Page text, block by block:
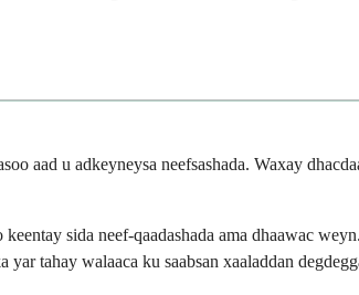
aad u adkeyneysa neefsashada. Waxay
sida neef-qaadashada ama dhaawac
tahay walaaca ku saabsan xaaladdan